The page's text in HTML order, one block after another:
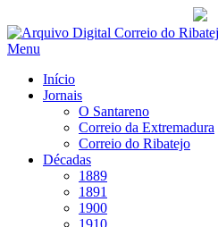
Saltar
para
Menu
Início
Jornais
O Santareno
Correio da Extremadura
Correio do Ribatejo
Décadas
1889
1891
1900
1910